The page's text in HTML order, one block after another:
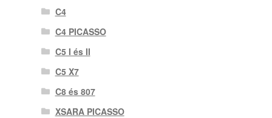
C4
C4 PICASSO
C5 I és II
C5 X7
C8 és 807
XSARA PICASSO